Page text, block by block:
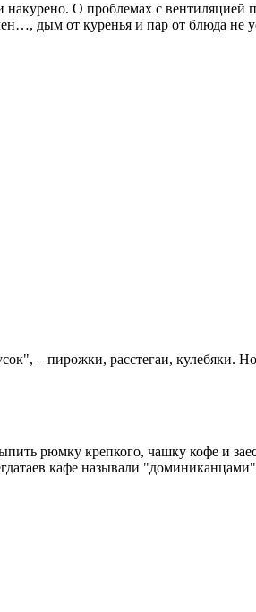
О проблемах с вентиляцией
дым от куренья и пар от блюда не
– пирожки, расстегаи, кулебяки.
рюмку крепкого, чашку кофе и
кафе называли